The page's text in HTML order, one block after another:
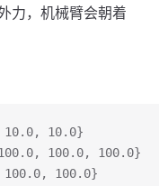
力，机械臂会朝着
10.0}
100.0, 100.0}
100.0}